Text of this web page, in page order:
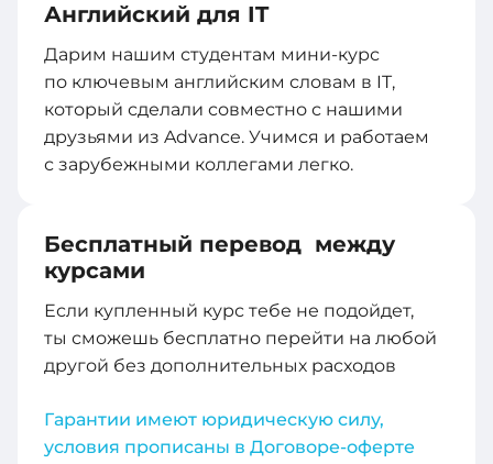
Английский для IT
Дарим нашим студентам мини-курс
по ключевым английским словам в IT,
который сделали совместно с нашими
друзьями из Advance. Учимся и работаем
с зарубежными коллегами легко.
Бесплатный перевод между
курсами
Если купленный курс тебе не подойдет,
ты сможешь бесплатно перейти на любой
другой без дополнительных расходов
Гарантии имеют юридическую силу,
условия прописаны в Договоре-оферте